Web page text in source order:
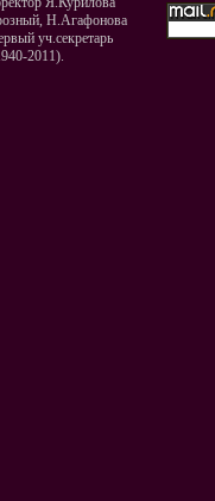
Н.Агафонова
уч.секретарь
2011).